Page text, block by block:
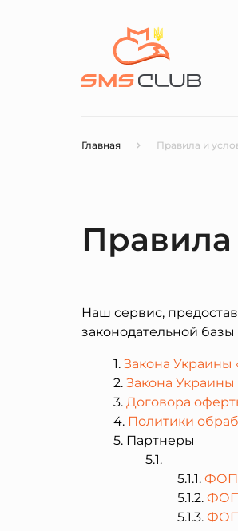
Главная Правила и
Правила
Наш сервис,
законодательной
Закона Украины
Закона
Договора
Политики
Партнеры
ФОП
ФОП
ФОП